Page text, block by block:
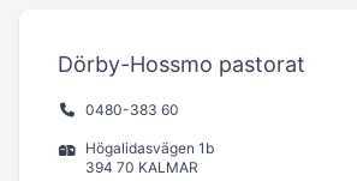
Dörby-Hossmo pastorat
0480-383 60
Högalidasvägen 1b
394 70 KALMAR